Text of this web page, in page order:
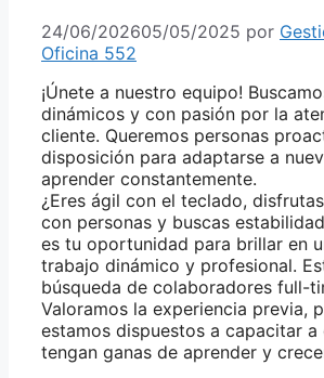
24/06/202605/05/2025 por
Oficina 552
¡Únete a nuestro equipo!
dinámicos y con pasión por la
cliente. Queremos personas
disposición para adaptarse a
aprender constantemente.
¿Eres ágil con el teclado,
con personas y buscas
es tu oportunidad para brillar en
trabajo dinámico y profesional.
búsqueda de colaboradores full-
Valoramos la experiencia previa,
estamos dispuestos a capacitar a
tengan ganas de aprender y